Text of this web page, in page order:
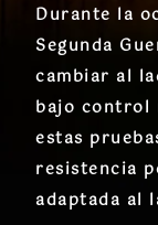
Durante la
Segunda
cambiar al
bajo control
estas
resistencia
adaptada al